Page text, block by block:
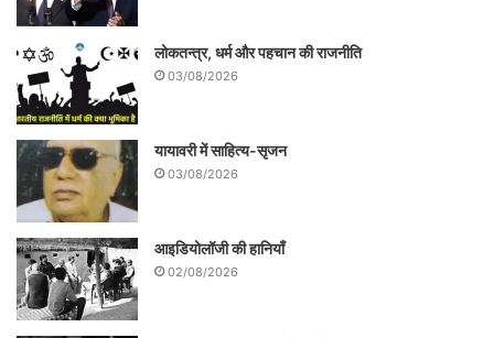
कर रह जाता है और अपने निजी हितों को ऊपर
रखकर पत्रकारिता की जिम्मेदारी से मुक्त हो जाता
है। सरकारों की दलाली करने लगता है।
यह भी पढ़ें- नागरिक समाज का सत्ताधीशों से सवाल
लोकतन्त्र, धर्म और पहचान की राजनीति
03/08/2026
यायावरी में साहित्य-सृजन
03/08/2026
आइडियोलॉजी की हानियाँ
02/08/2026